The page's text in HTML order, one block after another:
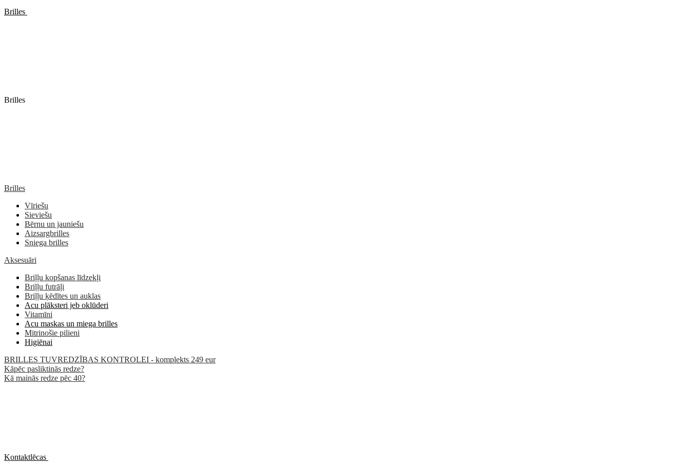
Brilles
Brilles
Brilles
Vīriešu
Sieviešu
Bērnu un jauniešu
Aizsargbrilles
Sniega brilles
Aksesuāri
Briļļu kopšanas līdzekļi
Briļļu futrāļi
Briļļu ķēdītes un auklas
Acu plāksteri jeb oklūderi
Vitamīni
Acu maskas un miega brilles
Mitrinošie pilieni
Higiēnai
BRILLES TUVREDZĪBAS KONTROLEI - komplekts 249 eur
Kāpēc pasliktinās redze?
Kā mainās redze pēc 40?
Kontaktlēcas